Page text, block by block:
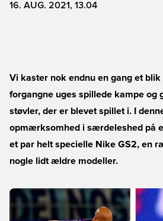
16. AUG. 2021, 13.04
Vi kaster nok endnu en gang et
forgangne uges spillede kampe og
støvler, der er blevet spillet i. I
opmærksomhed i særdeleshed på
et par helt specielle Nike GS2, en
nogle lidt ældre modeller.